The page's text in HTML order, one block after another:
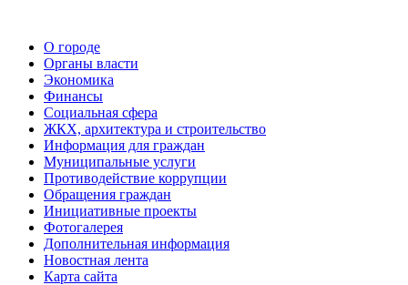
О городе
Органы власти
Экономика
Финансы
Социальная сфера
ЖКХ, архитектура и строительство
Информация для граждан
Муниципальные услуги
Противодействие коррупции
Обращения граждан
Инициативные проекты
Фотогалерея
Дополнительная информация
Новостная лента
Карта сайта